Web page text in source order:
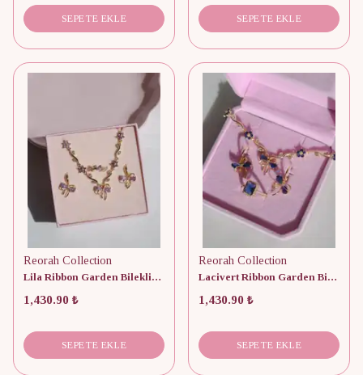
SEPETE EKLE SEPETE EKLE
Reorah Collection
Lila Ribbon Garden Bileklik, Küpe, Yüzük Set
1,430.90 ₺
SEPETE EKLE
Reorah Collection
Lacivert Ribbon Garden Bileklik, Küpe, Yüzük Set
1,430.90 ₺
SEPETE EKLE